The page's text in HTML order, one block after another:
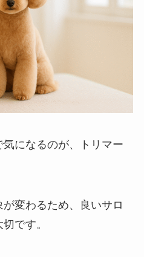
気になるのが、トリマー
変わるため、良いサロ
です。